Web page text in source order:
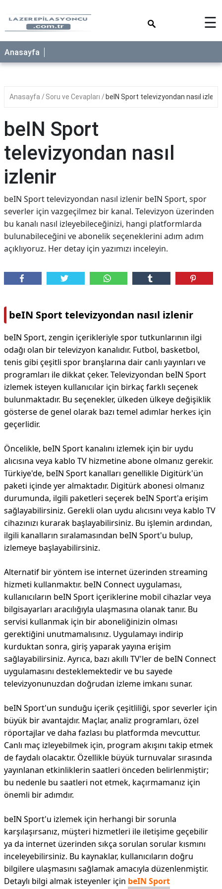
☰
Anasayfa
Anasayfa Soru ve Cevapları beIN Sport televizyondan nasıl izlenir
beIN Sport
televizyondan nasıl
izlenir
beIN Sport televizyondan nasıl izlenir beIN Sport, spor
severler için vazgeçilmez bir kanal. Televizyon üzerinden
bu kanalı nasıl izleyebileceğinizi, hangi platformlarda
bulunabileceğini ve abonelik seçeneklerini adım adım
açıklıyoruz. Her detay için yazımızı inceleyin.
beIN Sport televizyondan nasıl izlenir
beIN Sport, zengin içerikleriyle spor tutkunlarının ilgi
odağı olan bir televizyon kanalıdır. Futbol, basketbol,
tenis gibi çeşitli spor branşlarına dair canlı yayınları ve
programları ile dikkat çeker. Televizyondan beIN Sport
izlemek isteyen kullanıcılar için birkaç farklı seçenek
bulunmaktadır. Bu seçenekler, ülkeden ülkeye değişiklik
gösterse de genel olarak bazı temel adımlar herkes için
geçerlidir.
Öncelikle, beIN Sport kanalını izlemek için bir uydu
alıcısına veya kablo TV hizmetine abone olmanız gerekir.
Türkiye'de, beIN Sport kanalları genellikle Digitürk'ün
paketi içinde yer almaktadır. Digitürk abonesi olmanız
durumunda, ilgili paketleri seçerek beIN Sport'a erişim
sağlayabilirsiniz. Gerekli olan uydu alıcısını veya kablo TV
cihazınızı kurarak başlayabilirsiniz. Bu işlemin ardından,
ilgili kanalların sıralamasından beIN Sport'u bulup,
izlemeye başlayabilirsiniz.
Alternatif bir yöntem ise internet üzerinden streaming
hizmeti kullanmaktır. beIN Connect uygulaması,
kullanıcıların beIN Sport içeriklerine mobil cihazlar veya
bilgisayarları aracılığıyla ulaşmasına olanak tanır. Bu
servisi kullanmak için bir aboneliğinizin olması
gerektiğini unutmamalısınız. Uygulamayı indirip
kurduktan sonra, giriş yaparak yayına erişim
sağlayabilirsiniz. Ayrıca, bazı akıllı TV'ler de beIN Connect
uygulamasını desteklemektedir ve bu sayede
televizyonunuzdan doğrudan izleme imkanı sunar.
beIN Sport'un sunduğu içerik çeşitliliği, spor severler için
büyük bir avantajdır. Maçlar, analiz programları, özel
röportajlar ve daha fazlası bu platformda mevcuttur.
Canlı maç izleyebilmek için, program akışını takip etmek
de faydalı olacaktır. Özellikle büyük turnuvalar sırasında
yayınlanan etkinliklerin saatleri önceden belirlenmiştir;
bu nedenle bu saatleri not etmek, kaçırmamanız için
önemli bir adımdır.
beIN Sport'u izlemek için herhangi bir sorunla
karşılaşırsanız, müşteri hizmetleri ile iletişime geçebilir
ya da internet üzerinden sıkça sorulan sorular kısmını
inceleyebilirsiniz. Bu kaynaklar, kullanıcıların doğru
bilgilere ulaşmasını sağlamak amacıyla düzenlenmiştir.
Detaylı bilgi almak isteyenler için beIN Sport